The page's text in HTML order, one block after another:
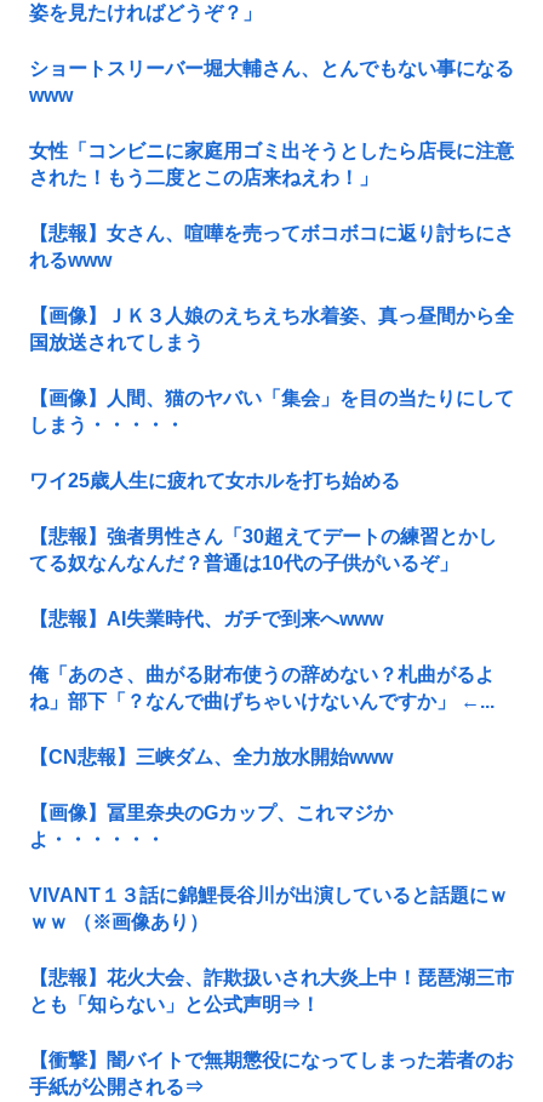
姿を見たければどうぞ？」
ショートスリーバー堀大輔さん、とんでもない事になる
www
女性「コンビニに家庭用ゴミ出そうとしたら店長に注意
された！もう二度とこの店来ねえわ！」
【悲報】女さん、喧嘩を売ってボコボコに返り討ちにさ
れるwww
【画像】ＪＫ３人娘のえちえち水着姿、真っ昼間から全
国放送されてしまう
【画像】人間、猫のヤバい「集会」を目の当たりにして
しまう・・・・・
ワイ25歳人生に疲れて女ホルを打ち始める
【悲報】強者男性さん「30超えてデートの練習とかし
てる奴なんなんだ？普通は10代の子供がいるぞ」
【悲報】AI失業時代、ガチで到来へwww
俺「あのさ、曲がる財布使うの辞めない？札曲がるよ
ね」部下「？なんで曲げちゃいけないんですか」 ←...
【CN悲報】三峡ダム、全力放水開始www
【画像】冨里奈央のGカップ、これマジか
よ・・・・・・
VIVANT１３話に錦鯉長谷川が出演していると話題にｗ
ｗｗ （※画像あり）
【悲報】花火大会、詐欺扱いされ大炎上中！琵琶湖三市
とも「知らない」と公式声明⇒！
【衝撃】闇バイトで無期懲役になってしまった若者のお
手紙が公開される⇒